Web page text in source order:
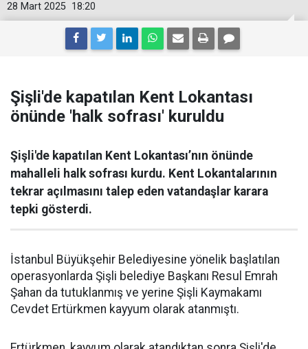
18:20
28 Mart 2025
Şişli'de kapatılan Kent Lokantası
önünde 'halk sofrası' kuruldu
Şişli'de kapatılan Kent Lokantası’nın önünde
mahalleli halk sofrası kurdu. Kent Lokantalarının
tekrar açılmasını talep eden vatandaşlar karara
tepki gösterdi.
İstanbul Büyükşehir Belediyesine yönelik başlatılan
operasyonlarda Şişli belediye Başkanı Resul Emrah
Şahan da tutuklanmış ve yerine Şişli Kaymakamı
Cevdet Ertürkmen kayyum olarak atanmıştı.